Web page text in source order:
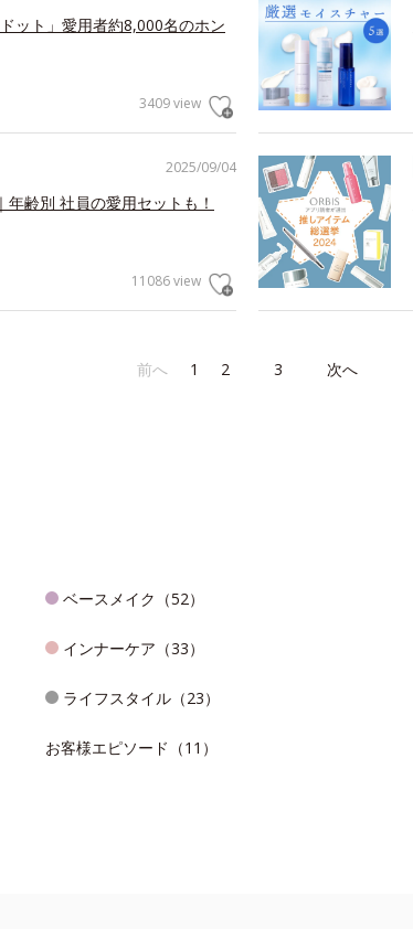
ット」愛用者約8,000名のホン
3409 view
2025/09/04
齢別 社員の愛用セットも！
11086 view
前へ 1 2 3 次へ
ベースメイク（52）
インナーケア（33）
ライフスタイル（23）
お客様エピソード（11）